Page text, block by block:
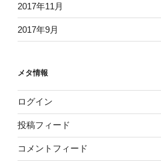
2017年11月
2017年9月
メタ情報
ログイン
投稿フィード
コメントフィード